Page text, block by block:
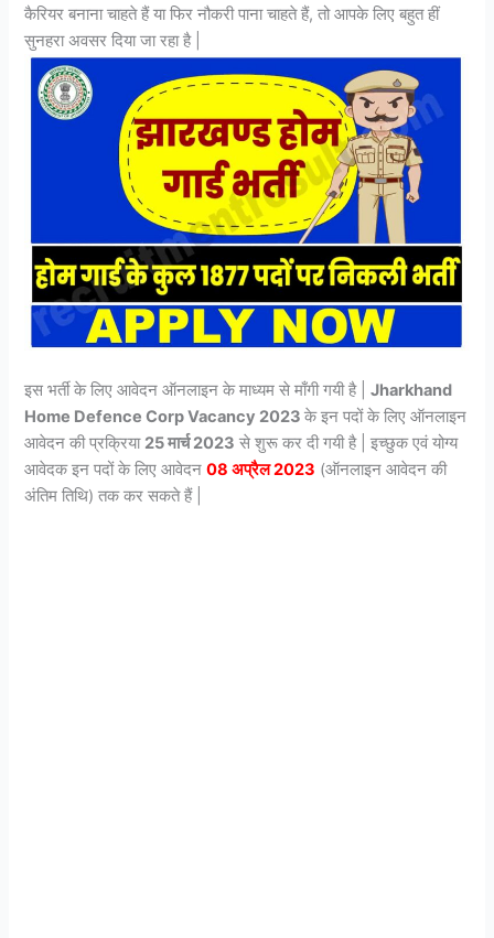
कैरियर बनाना चाहते हैं या फिर नौकरी पाना चाहते हैं, तो आपके लिए बहुत हीं
सुनहरा अवसर दिया जा रहा है |
इस भर्ती के लिए आवेदन ऑनलाइन के माध्यम से माँगी गयी है |Jharkhand
Home Defence Corp Vacancy 2023के इन पदों के लिए ऑनलाइन
आवेदन की प्रक्रिया 25 मार्च 2023 से शुरू कर दी गयी है | इच्छुक एवं योग्य
आवेदक इन पदों के लिए आवेदन08 अप्रैल 2023 (ऑनलाइन आवेदन की
अंतिम तिथि) तक कर सकते हैं |